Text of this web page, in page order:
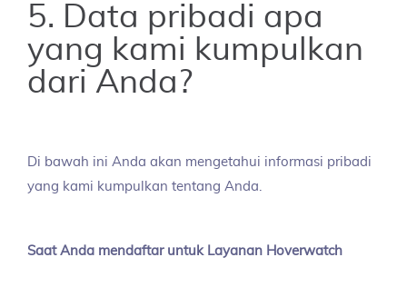
5. Data pribadi apa
yang kami kumpulkan
dari Anda?
Di bawah ini Anda akan mengetahui informasi pribadi
yang kami kumpulkan tentang Anda.
Saat Anda mendaftar untuk Layanan Hoverwatch